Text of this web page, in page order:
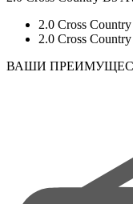
2.0 Cross
2.0 Cross
ВАШИ